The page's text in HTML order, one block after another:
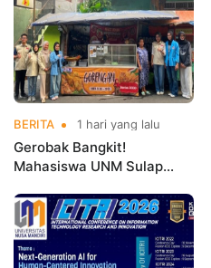
BERITA 1 hari yang lalu
Gerobak Bangkit!
Mahasiswa UNM Sulap
Menarik dan Laris